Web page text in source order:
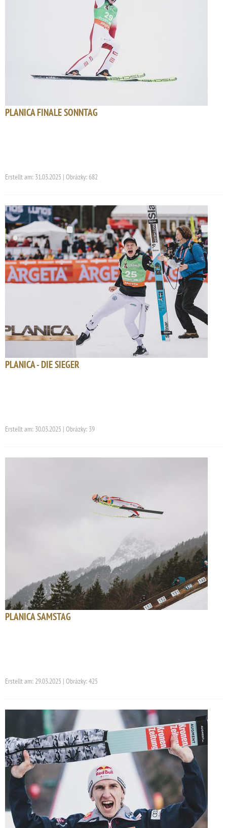
PLANICA FINALE SONNTAG
Erstellt am: 31.03.2025 | Obrázky: 682
PLANICA - DIE SIEGER
Erstellt am: 30.03.2025 | Obrázky: 39
PLANICA SAMSTAG
Erstellt am: 29.03.2025 | Obrázky: 425